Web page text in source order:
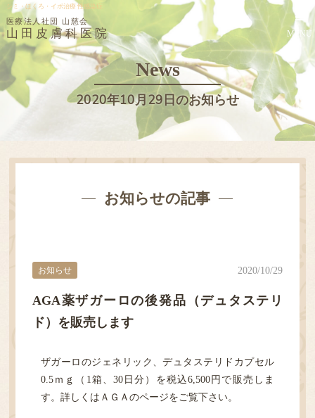
シミ・ほくろ・イボ治療 性感染症
医療法人社団 山慈会
山田皮膚科医院 MENU
News
2020年10月29日のお知らせ
お知らせの記事
AGA薬ザガーロの後発品（デュタステリ
ド）を販売します
お知らせ 2020/10/29
ザガーロのジェネリック、デュタステリドカプセル
0.5ｍｇ（1箱、30日分）を税込6,500円で販売しま
す。詳しくはＡＧＡのページをご覧下さい。
診療案内